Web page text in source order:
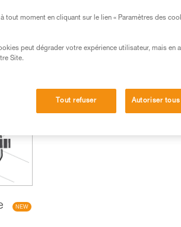
tout moment en cliquant sur le lien « Paramètres des
peut dégrader votre expérience utilisateur, mais en
Site.
Tout refuser Autoriser